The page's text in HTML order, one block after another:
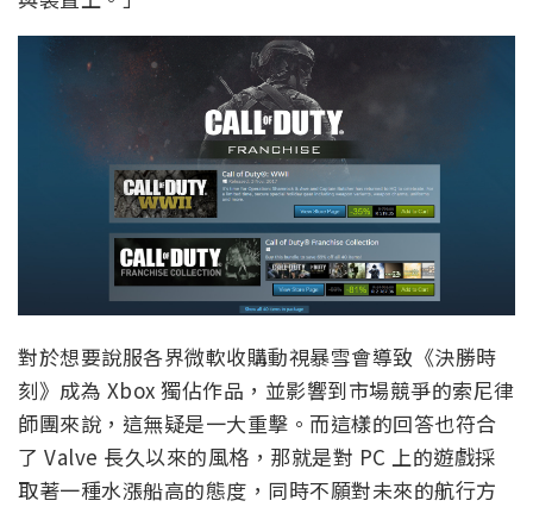
對於想要說服各界微軟收購動視暴雪會導致《決勝時
刻》成為 Xbox 獨佔作品，並影響到市場競爭的索尼律
師團來說，這無疑是一大重擊。而這樣的回答也符合
了 Valve 長久以來的風格，那就是對 PC 上的遊戲採
取著一種水漲船高的態度，同時不願對未來的航行方